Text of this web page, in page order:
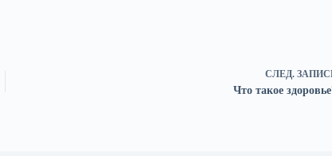
СЛЕД.
Что такое